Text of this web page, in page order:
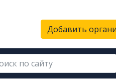
Добавить